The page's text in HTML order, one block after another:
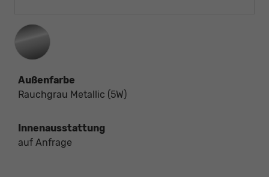
Außenfarbe
Rauchgrau Metallic (5W)
Innenausstattung
auf Anfrage